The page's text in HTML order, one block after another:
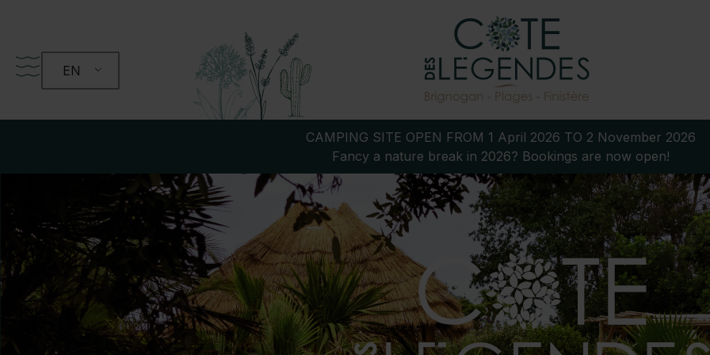
EN
CAMPING SITE OPEN FROM 1 April 2026 TO 2 November 2026
Fancy a nature break in 2026? Bookings are now open!